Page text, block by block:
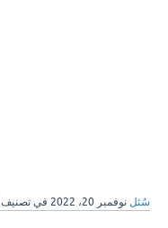
سُئل نوفمبر 20، 2022 في تصنيف